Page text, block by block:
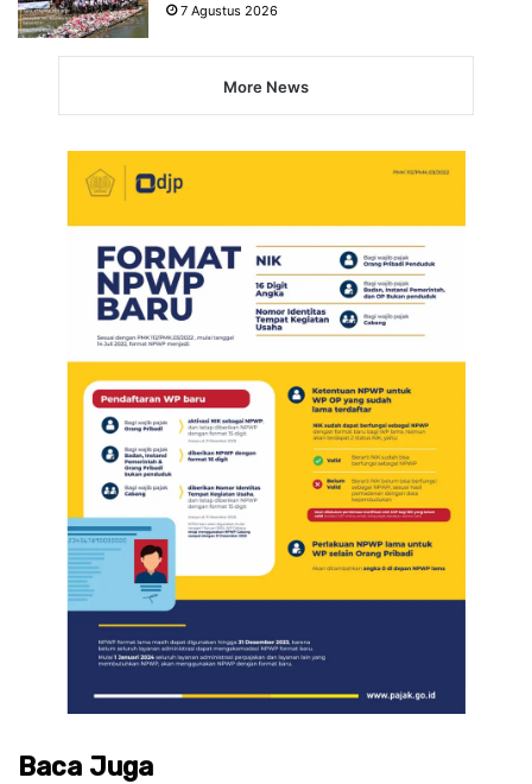
7 Agustus 2026
More News
Baca Juga